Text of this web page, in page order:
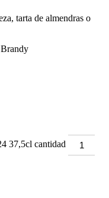
tarta de almendras o
37,5cl cantidad